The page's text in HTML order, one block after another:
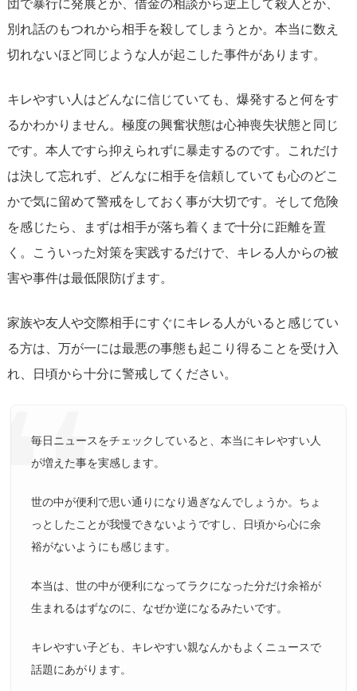
別れ話のもつれから相手を殺してしまうとか。本当に数え
切れないほど同じような人が起こした事件があります。
キレやすい人はどんなに信じていても、爆発すると何をす
るかわかりません。極度の興奮状態は心神喪失状態と同じ
です。本人ですら抑えられずに暴走するのです。これだけ
は決して忘れず、どんなに相手を信頼していても心のどこ
かで気に留めて警戒をしておく事が大切です。そして危険
を感じたら、まずは相手が落ち着くまで十分に距離を置
く。こういった対策を実践するだけで、キレる人からの被
害や事件は最低限防げます。
家族や友人や交際相手にすぐにキレる人がいると感じてい
る方は、万が一には最悪の事態も起こり得ることを受け入
れ、日頃から十分に警戒してください。
毎日ニュースをチェックしていると、本当にキレやすい人
が増えた事を実感します。
世の中が便利で思い通りになり過ぎなんでしょうか。ちょ
っとしたことが我慢できないようですし、日頃から心に余
裕がないようにも感じます。
本当は、世の中が便利になってラクになった分だけ余裕が
生まれるはずなのに、なぜか逆になるみたいです。
キレやすい子ども、キレやすい親なんかもよくニュースで
話題にあがります。